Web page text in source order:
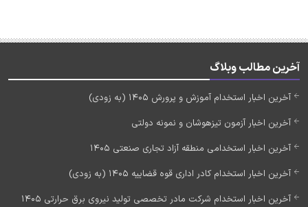
آخرین مطالب وبلاگ
آخرین اخبار استخدام آموزش و پرورش 1405 (به زودی)
آخرین اخبار آزمون تیزهوشان و نمونه دولتی
آخرین اخبار استخدامی منطقه آزاد تجاری صنعتی 1405
آخرین اخبار استخدام کادر اداری قوه قضاییه 1405 (به زودی)
آخرین اخبار استخدام شرکت مادر تخصصی تولید نیروی برق حرارتی 1405